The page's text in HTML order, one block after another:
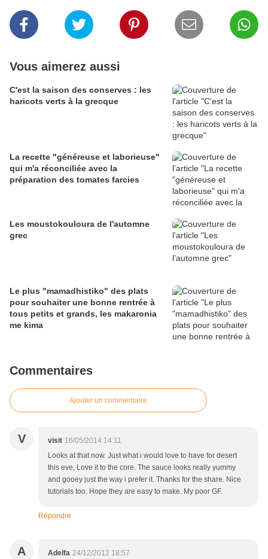
Vous aimerez aussi
C'est la saison des conserves : les
haricots verts à la grecque
La recette "généreuse et laborieuse"
qui m'a réconciliée avec la
préparation des tomates farcies
Les moustokouloura de l'automne
grec
Le plus "mamadhistiko" des plats
pour souhaiter une bonne rentrée à
tous petits et grands, les makaronia
me kima
Commentaires
Ajouter un commentaire
V visit 16/05/2014 14:11
Looks at that now. Just what i would love to have for desert
this eve, Love it to the core. The sauce looks really yummy
and gooey just the way i prefer it. Thanks for the share. Nice
tutorials too. Hope they are easy to make. My poor GF.
Répondre
A Adelfa 24/12/2012 18:57